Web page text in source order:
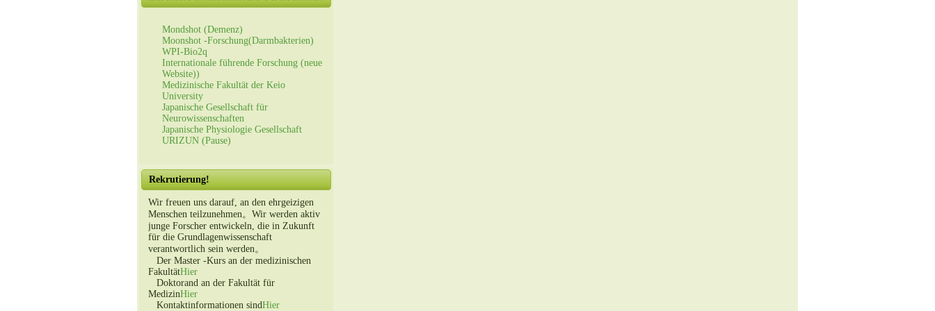
Mondshot (Demenz)
Moonshot -Forschung(Darmbakterien)
WPI-Bio2q
Internationale führende Forschung (neue
Website))
Medizinische Fakultät der Keio
University
Japanische Gesellschaft für
Neurowissenschaften
Japanische Physiologie Gesellschaft
URIZUN (Pause)
Rekrutierung!
Wir freuen uns darauf, an den ehrgeizigen
Menschen teilzunehmen。Wir werden aktiv
junge Forscher entwickeln, die in Zukunft
für die Grundlagenwissenschaft
verantwortlich sein werden。
Der Master -Kurs an der medizinischen
FakultätHier
Doktorand an der Fakultät für
MedizinHier
Kontaktinformationen sindHier